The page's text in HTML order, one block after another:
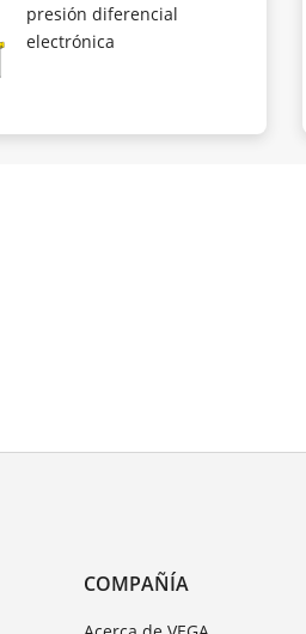
presión diferencial
electrónica
COMPAÑÍA